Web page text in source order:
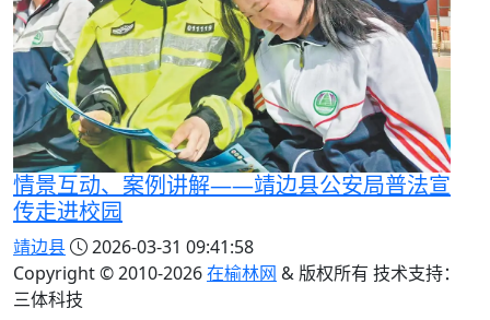
情景互动、案例讲解——靖边县公安局普法宣
传走进校园
靖边县
2026-03-31 09:41:58
Copyright © 2010-2026在榆林网 & 版权所有 技术支持：
三体科技